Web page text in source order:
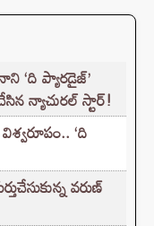
‘ది ప్యారడైజ్’
న్యాచురల్ స్టార్!
‘ది
వరుణ్